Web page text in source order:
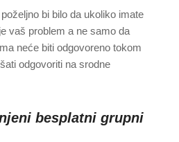
bi bilo da ukoliko imate
vaš problem a ne samo da
neće biti odgovoreno tokom
odgovoriti na srodne
besplatni grupni